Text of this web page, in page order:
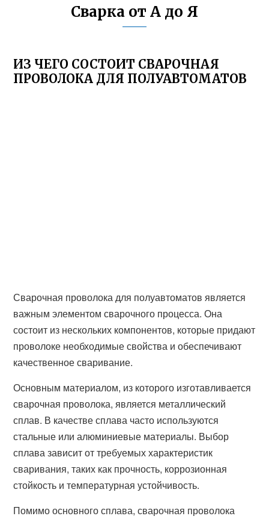
Сварка от А до Я
ИЗ ЧЕГО СОСТОИТ СВАРОЧНАЯ
ПРОВОЛОКА ДЛЯ ПОЛУАВТОМАТОВ
Сварочная проволока для полуавтоматов является
важным элементом сварочного процесса. Она
состоит из нескольких компонентов, которые придают
проволоке необходимые свойства и обеспечивают
качественное сваривание.
Основным материалом, из которого изготавливается
сварочная проволока, является металлический
сплав. В качестве сплава часто используются
стальные или алюминиевые материалы. Выбор
сплава зависит от требуемых характеристик
сваривания, таких как прочность, коррозионная
стойкость и температурная устойчивость.
Помимо основного сплава, сварочная проволока